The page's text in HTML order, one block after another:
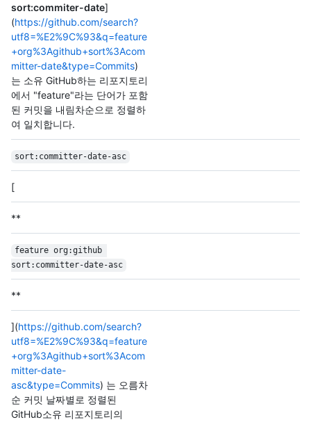
sort:commiter-date]
(https://github.com/search?
utf8=%E2%9C%93&q=feature
+org%3Agithub+sort%3Acom
mitter-date&type=Commits)
는 소유 GitHub하는 리포지토리
에서 "feature"라는 단어가 포함
된 커밋을 내림차순으로 정렬하
여 일치합니다.
sort:committer-date-asc
[
**
feature org:github
sort:committer-date-asc
**
](https://github.com/search?
utf8=%E2%9C%93&q=feature
+org%3Agithub+sort%3Acom
mitter-date-
asc&type=Commits) 는 오름차
순 커밋 날짜별로 정렬된
GitHub소유 리포지토리의